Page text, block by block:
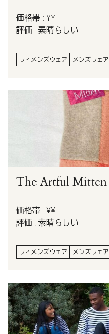
価格帯 : ¥¥
評価 : 素晴らしい
ウィメンズウェア メンズウェア
The Artful Mitten
価格帯 : ¥¥
評価 : 素晴らしい
ウィメンズウェア メンズウェア